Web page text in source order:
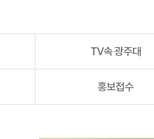
TV속 광주대
홍보접수